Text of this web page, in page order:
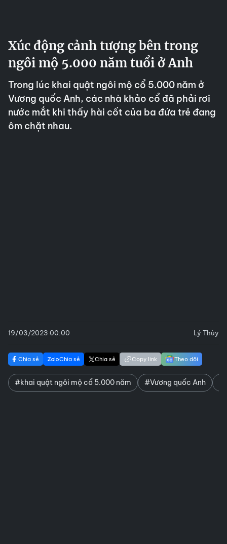
Xúc động cảnh tượng bên trong
ngôi mộ 5.000 năm tuổi ở Anh
Trong lúc khai quật ngôi mộ cổ 5.000 năm ở
Vương quốc Anh, các nhà khảo cổ đã phải rơi
nước mắt khi thấy hài cốt của ba đứa trẻ đang
ôm chặt nhau.
19/03/2023 00:00 Lý Thùy
Chia sẻ Chia sẻ Chia sẻ Copy link Theo dõi
#khai quật ngôi mộ cổ 5.000 năm #Vương quốc Anh